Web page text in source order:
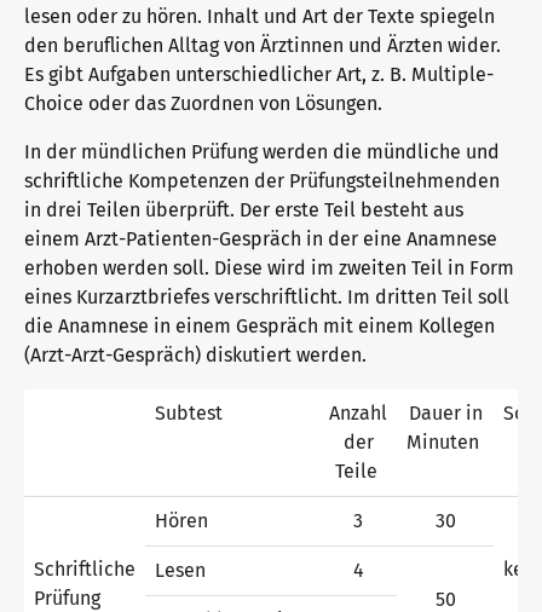
telc Zertifikate DIGITAL
Deutsch Test für den Beruf
Verifikation von telc Zertifikaten
Sprachprüfungen: Support & FAQ
Deutsch für die Integration
Trainingsangebote
lesen oder zu hören. Inhalt und Art der Texte spiegeln
den beruflichen Alltag von Ärztinnen und Ärzten wider.
Es gibt Aufgaben unterschiedlicher Art, z. B. Multiple-
Choice oder das Zuordnen von Lösungen.
In der mündlichen Prüfung werden die mündliche und
schriftliche Kompetenzen der Prüfungsteilnehmenden
in drei Teilen überprüft. Der erste Teil besteht aus
einem Arzt-Patienten-Gespräch in der eine Anamnese
erhoben werden soll. Diese wird im zweiten Teil in Form
eines Kurzarztbriefes verschriftlicht. Im dritten Teil soll
die Anamnese in einem Gespräch mit einem Kollegen
(Arzt-Arzt-Gespräch) diskutiert werden.
Subtest
Anzahl
der
Teile
Dauer in
Minuten
Schriftliche
Prüfung
Hören 3 30
Lesen
4
50